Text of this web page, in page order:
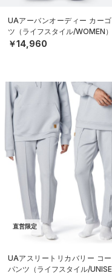
UAアーバンオーディー カー
ツ（ライフスタイル/WOMEN）
￥14,960
直営限定
UAアスリートリカバリー コ
パンツ（ライフスタイル/